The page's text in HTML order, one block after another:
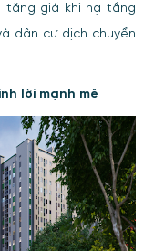
tăng giá khi hạ tầng
dân cư dịch chuyển
lời mạnh mẽ